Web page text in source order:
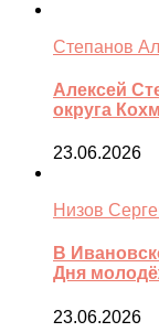
Степанов
Алексей
округа
23.06.2026
Низов
В
Дня
23.06.2026